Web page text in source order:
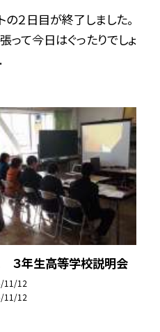
の２日目が終了しました。
って今日はぐったりでしょ
３年生高等学校説明会
11/12
11/12